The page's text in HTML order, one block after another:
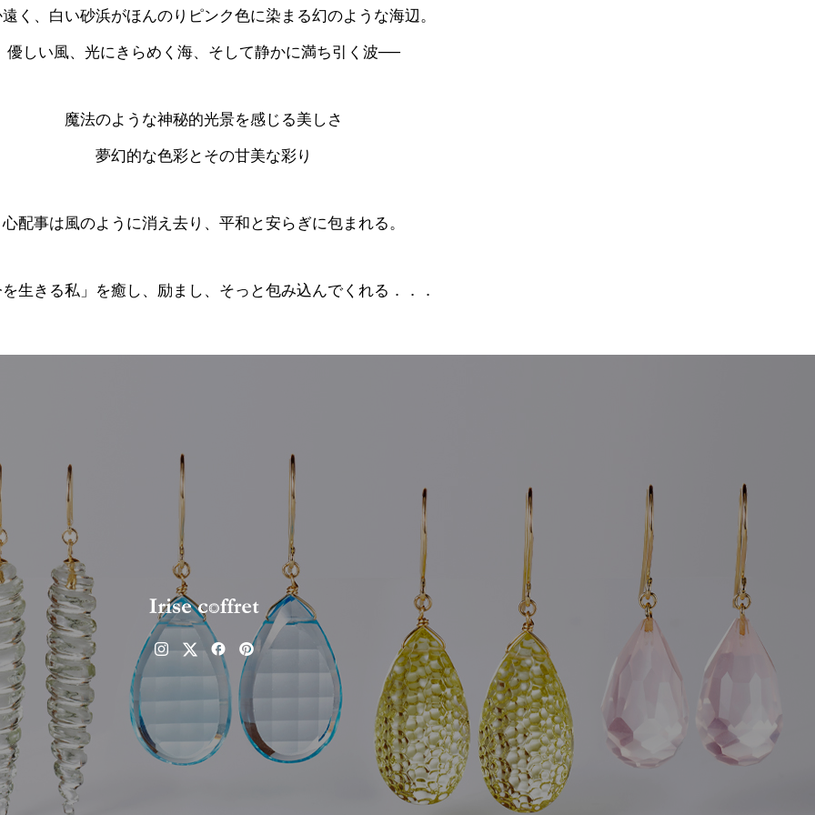
く、白い砂浜がほんのりピンク色に染まる幻のような海辺。
優しい風、光にきらめく海、そして静かに満ち引く波──
魔法のような神秘的光景を感じる美しさ
夢幻的な色彩とその甘美な彩り
心配事は風のように消え去り、平和と安らぎに包まれる。
生きる私」を癒し、励まし、そっと包み込んでくれる．．．